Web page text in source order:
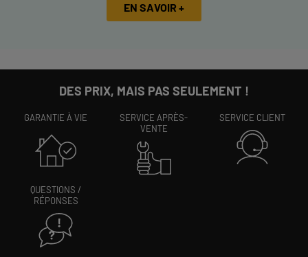
EN SAVOIR +
DES PRIX, MAIS PAS SEULEMENT !
GARANTIE À VIE
SERVICE APRÈS-
VENTE
SERVICE CLIENT
QUESTIONS /
RÉPONSES